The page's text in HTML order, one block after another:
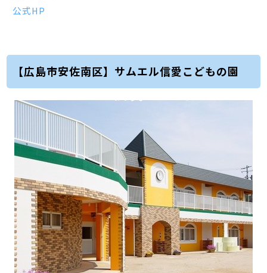
公式HP
【広島市安佐南区】サムエル信愛こどもの園